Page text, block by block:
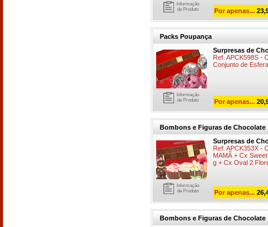
Informação
de Produto
Por apenas...
Packs Poupança
Informação
de Produto
Surpresas de
Ref. APCK598S -
Conjunto de
Por apenas...
Bombons e Figuras de Chocolate
Informação
de Produto
Surpresas de
Ref. APCK353X -
MAMÃ + Cx
g + Cx Oval 2
Por apenas...
Bombons e Figuras de Chocolate